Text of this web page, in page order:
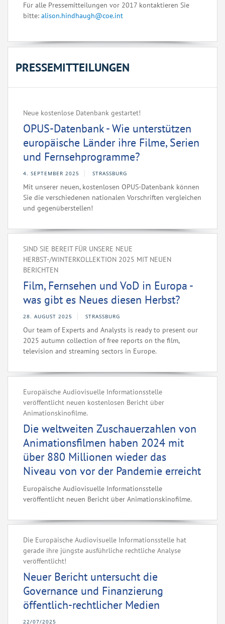
Für alle Pressemitteilungen vor 2017 kontaktieren Sie
bitte: alison.hindhaugh@coe.int
PRESSEMITTEILUNGEN
Neue kostenlose Datenbank gestartet!
OPUS-Datenbank - Wie unterstützen
europäische Länder ihre Filme, Serien
und Fernsehprogramme?
4. SEPTEMBER 2025 STRASSBURG
Mit unserer neuen, kostenlosen OPUS-Datenbank können
Sie die verschiedenen nationalen Vorschriften vergleichen
und gegenüberstellen!
SIND SIE BEREIT FÜR UNSERE NEUE
HERBST-/WINTERKOLLEKTION 2025 MIT NEUEN
BERICHTEN
Film, Fernsehen und VoD in Europa -
was gibt es Neues diesen Herbst?
28. AUGUST 2025 STRASSBURG
Our team of Experts and Analysts is ready to present our
2025 autumn collection of free reports on the film,
television and streaming sectors in Europe.
Europäische Audiovisuelle Informationsstelle
veröffentlicht neuen kostenlosen Bericht über
Animationskinofilme.‌
Die weltweiten Zuschauerzahlen von
Animationsfilmen haben 2024 mit
über 880 Millionen wieder das
Niveau von vor der Pandemie erreicht
Europäische Audiovisuelle Informationsstelle
veröffentlicht neuen Bericht über Animationskinofilme.‌
Die Europäische Audiovisuelle Informationsstelle hat
gerade ihre jüngste ausführliche rechtliche Analyse
veröffentlicht!
Neuer Bericht untersucht die
Governance und Finanzierung
öffentlich-rechtlicher Medien
22/07/2025